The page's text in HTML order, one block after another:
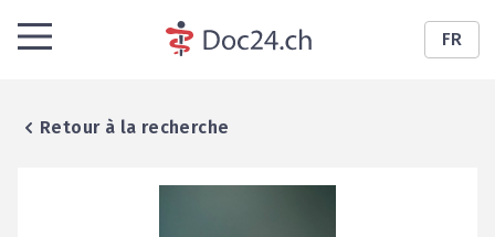
FR
Retour à la recherche